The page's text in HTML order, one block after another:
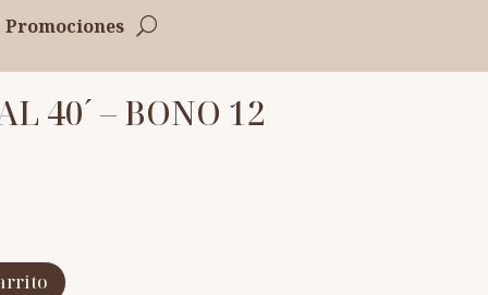
Promociones
40´ – BONO 12